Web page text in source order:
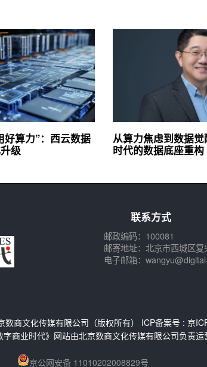
好算力”：西云数据
级
从算力焦虑到数据
时代的数据底座重构
联系方式
邮政编码：100081
邮寄地址：北京市西城区
电子邮箱：
数商文化传媒有限公司（版权所有） ICP备案号 : 京
商业时代》网站由北京数商文化传媒有限公司负责运
京公网安备 11010202008829号